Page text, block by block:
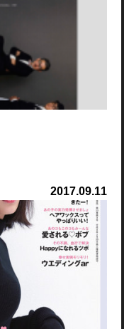
レスに合わせてご相談し
イトのチュールドレスと
2017.09.11